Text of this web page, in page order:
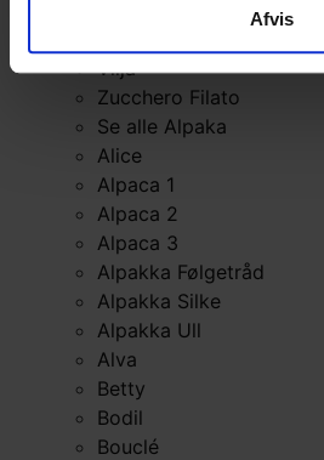
Afvis
Vilja
Zucchero Filato
Se alle Alpaka
Alice
Alpaca 1
Alpaca 2
Alpaca 3
Alpakka Følgetråd
Alpakka Silke
Alpakka Ull
Alva
Betty
Bodil
Bouclé